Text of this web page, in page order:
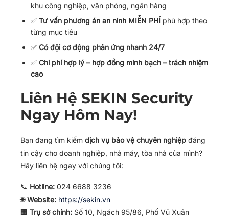
khu công nghiệp, văn phòng, ngân hàng
✅ Tư vấn phương án an ninh MIỄN PHÍ phù hợp theo
từng mục tiêu
✅ Có đội cơ động phản ứng nhanh 24/7
✅ Chi phí hợp lý – hợp đồng minh bạch – trách nhiệm
cao
Liên Hệ SEKIN Security
Ngay Hôm Nay!
Bạn đang tìm kiếm dịch vụ bảo vệ chuyên nghiệp đáng
tin cậy cho doanh nghiệp, nhà máy, tòa nhà của mình?
Hãy liên hệ ngay với chúng tôi:
📞 Hotline: 024 6688 3236
🌐Website: https://sekin.vn
🏢 Trụ sở chính: Số 10, Ngách 95/86, Phố Vũ Xuân